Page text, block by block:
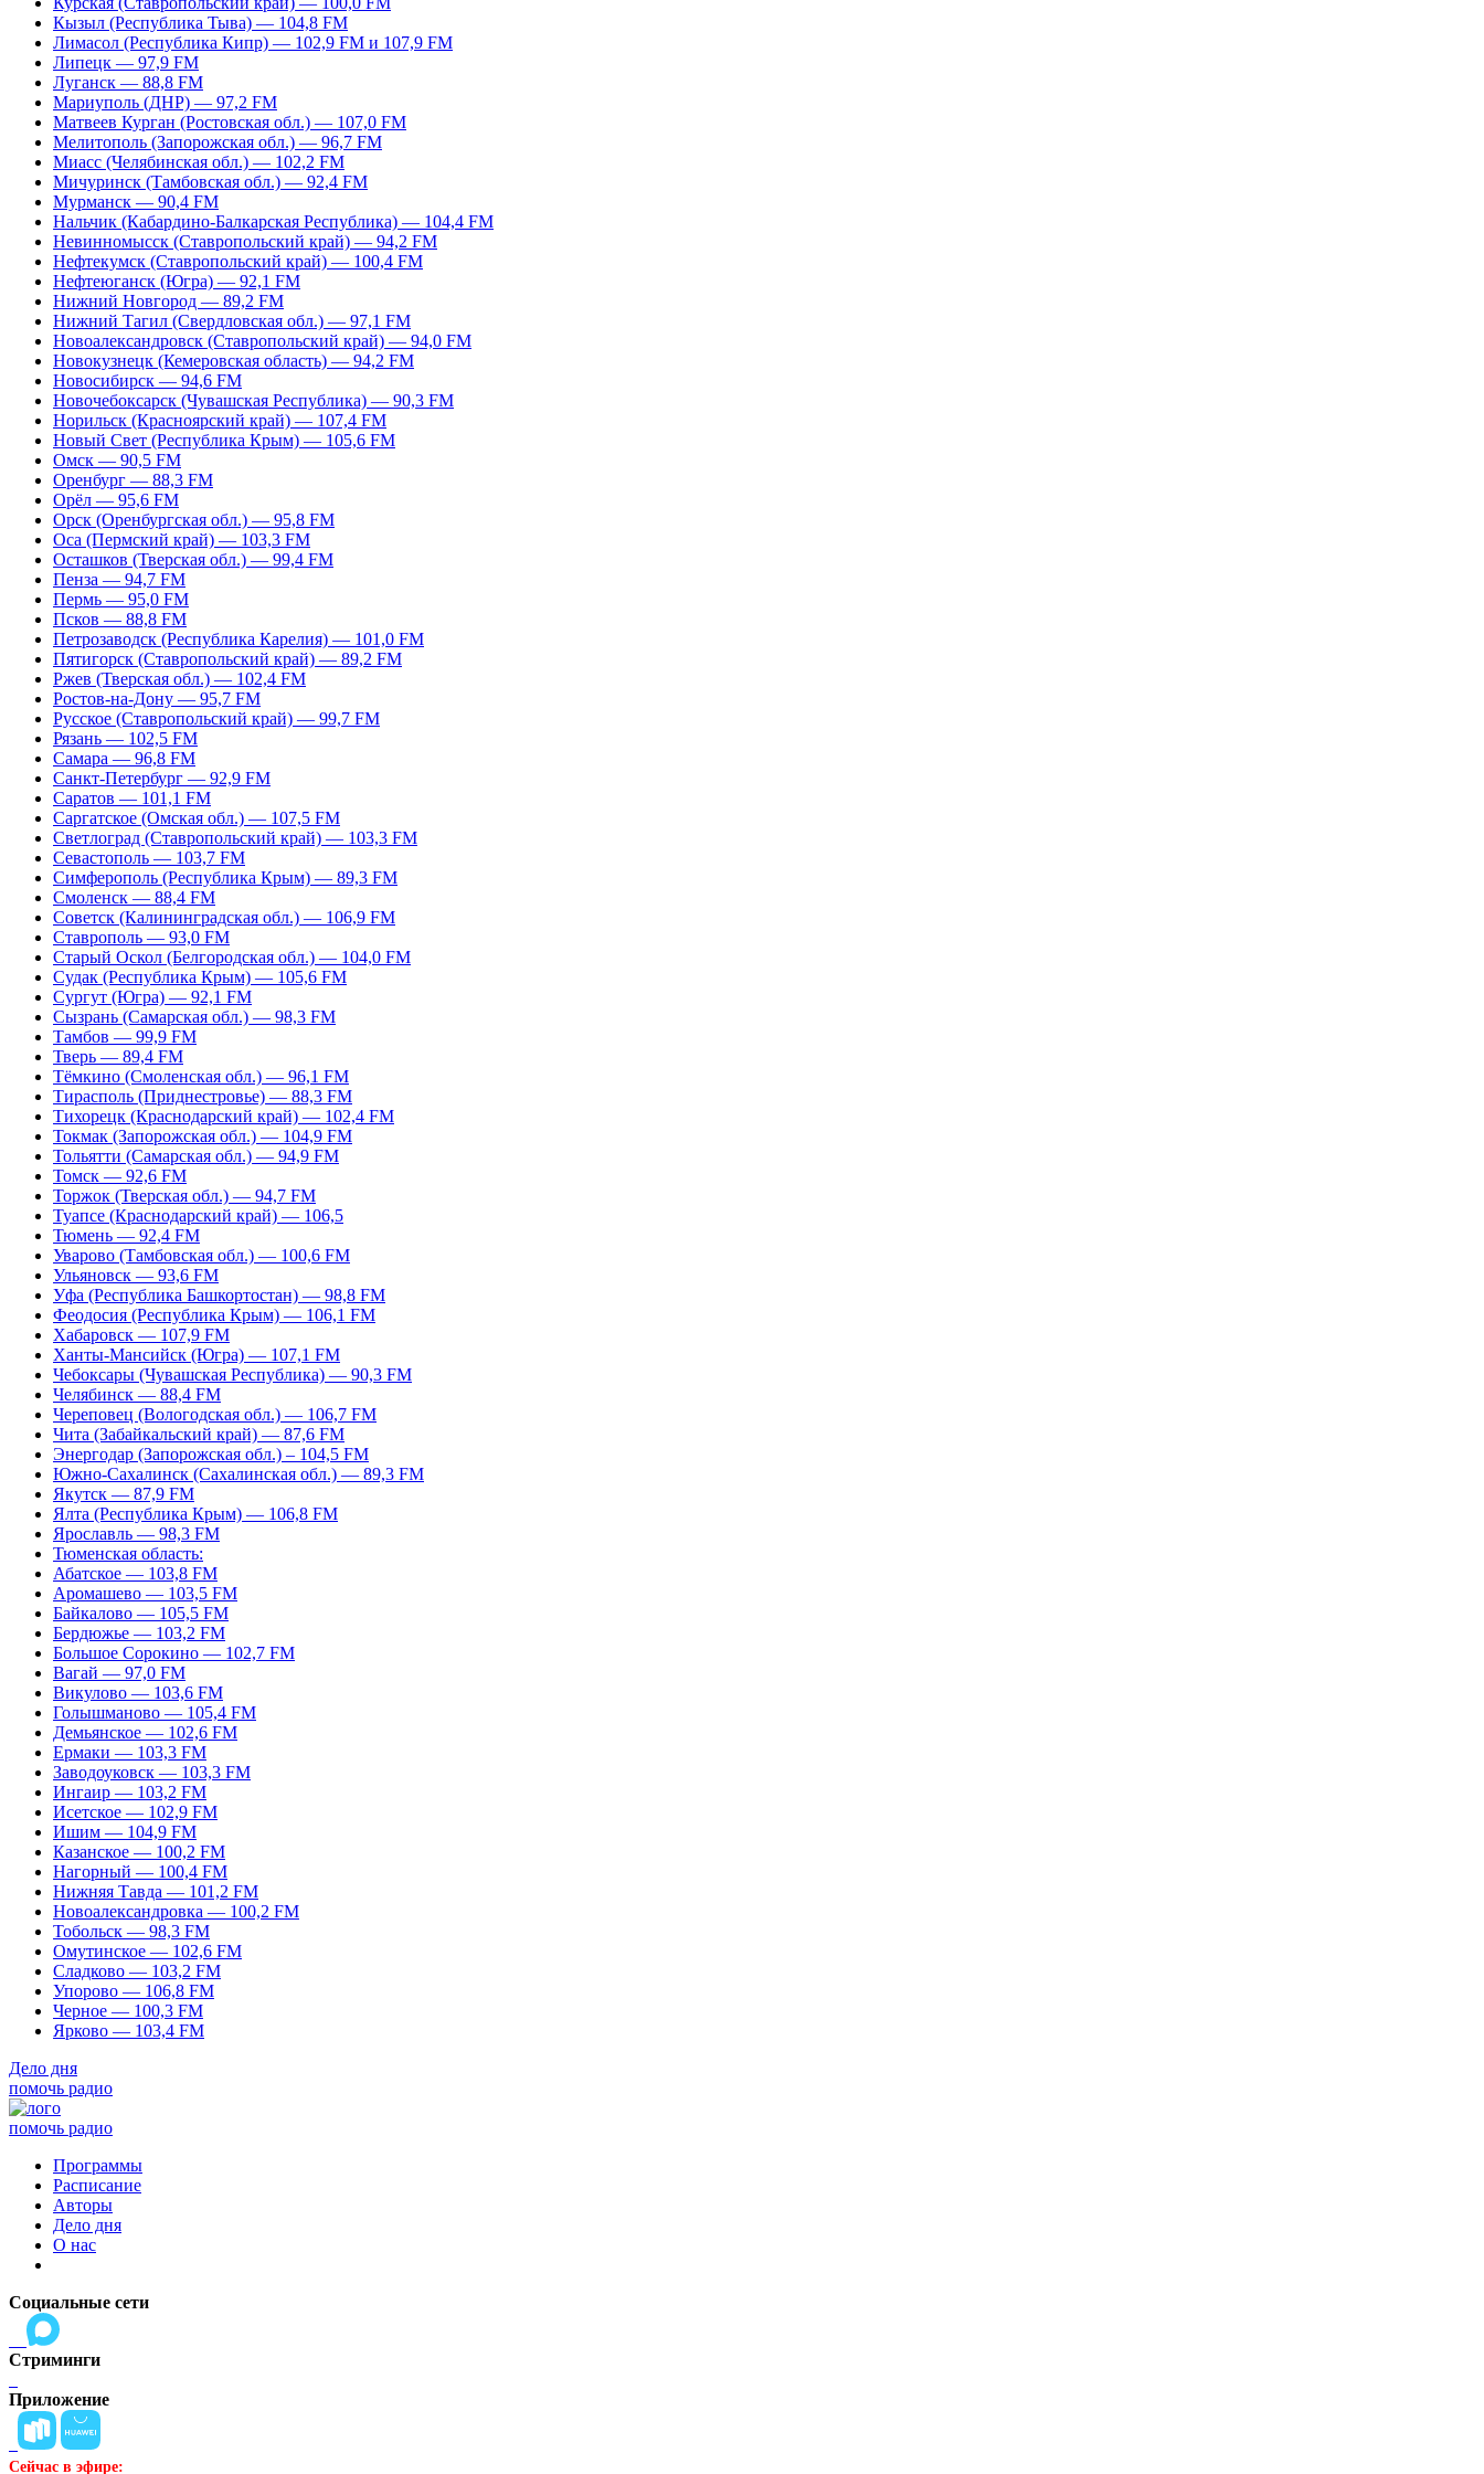
Кызыл (Республика Тыва) — 104,8 FM
Лимасол (Республика Кипр) — 102,9 FM и 107,9 FM
Липецк — 97,9 FM
Луганск — 88,8 FM
Мариуполь (ДНР) — 97,2 FM
Матвеев Курган (Ростовская обл.) — 107,0 FM
Мелитополь (Запорожская обл.) — 96,7 FM
Миасс (Челябинская обл.) — 102,2 FM
Мичуринск (Тамбовская обл.) — 92,4 FM
Мурманск — 90,4 FM
Нальчик (Кабардино-Балкарская Республика) — 104,4 FM
Невинномысск (Ставропольский край) — 94,2 FM
Нефтекумск (Ставропольский край) — 100,4 FM
Нефтеюганск (Югра) — 92,1 FM
Нижний Новгород — 89,2 FM
Нижний Тагил (Свердловская обл.) — 97,1 FM
Новоалександровск (Ставропольский край) — 94,0 FM
Новокузнецк (Кемеровская область) — 94,2 FM
Новосибирск — 94,6 FM
Новочебоксарск (Чувашская Республика) — 90,3 FM
Норильск (Красноярский край) — 107,4 FM
Новый Свет (Республика Крым) — 105,6 FM
Омск — 90,5 FM
Оренбург — 88,3 FM
Орёл — 95,6 FM
Орск (Оренбургская обл.) — 95,8 FM
Оса (Пермский край) — 103,3 FM
Осташков (Тверская обл.) — 99,4 FM
Пенза — 94,7 FM
Пермь — 95,0 FM
Псков — 88,8 FM
Петрозаводск (Республика Карелия) — 101,0 FM
Пятигорск (Ставропольский край) — 89,2 FM
Ржев (Тверская обл.) — 102,4 FM
Ростов-на-Дону — 95,7 FM
Русское (Ставропольский край) — 99,7 FM
Рязань — 102,5 FM
Самара — 96,8 FM
Санкт-Петербург — 92,9 FM
Саратов — 101,1 FM
Саргатское (Омская обл.) — 107,5 FM
Светлоград (Ставропольский край) — 103,3 FM
Севастополь — 103,7 FM
Симферополь (Республика Крым) — 89,3 FM
Смоленск — 88,4 FM
Советск (Калининградская обл.) — 106,9 FM
Ставрополь — 93,0 FM
Старый Оскол (Белгородская обл.) — 104,0 FM
Судак (Республика Крым) — 105,6 FM
Сургут (Югра) — 92,1 FM
Сызрань (Самарская обл.) — 98,3 FM
Тамбов — 99,9 FM
Тверь — 89,4 FM
Тёмкино (Смоленская обл.) — 96,1 FM
Тирасполь (Приднестровье) — 88,3 FM
Тихорецк (Краснодарский край) — 102,4 FM
Токмак (Запорожская обл.) — 104,9 FM
Тольятти (Самарская обл.) — 94,9 FM
Томск — 92,6 FM
Торжок (Тверская обл.) — 94,7 FM
Туапсе (Краснодарский край) — 106,5
Тюмень — 92,4 FM
Уварово (Тамбовская обл.) — 100,6 FM
Ульяновск — 93,6 FM
Уфа (Республика Башкортостан) — 98,8 FM
Феодосия (Республика Крым) — 106,1 FM
Хабаровск — 107,9 FM
Ханты-Мансийск (Югра) — 107,1 FM
Чебоксары (Чувашская Республика) — 90,3 FM
Челябинск — 88,4 FM
Череповец (Вологодская обл.) — 106,7 FM
Чита (Забайкальский край) — 87,6 FM
Энергодар (Запорожская обл.) – 104,5 FM
Южно-Сахалинск (Сахалинская обл.) — 89,3 FM
Якутск — 87,9 FM
Ялта (Республика Крым) — 106,8 FM
Ярославль — 98,3 FM
Тюменская область:
Абатское — 103,8 FM
Аромашево — 103,5 FM
Байкалово — 105,5 FM
Бердюжье — 103,2 FM
Большое Сорокино — 102,7 FM
Вагай — 97,0 FM
Викулово — 103,6 FM
Голышманово — 105,4 FM
Демьянское — 102,6 FM
Ермаки — 103,3 FM
Заводоуковск — 103,3 FM
Ингаир — 103,2 FM
Исетское — 102,9 FM
Ишим — 104,9 FM
Казанское — 100,2 FM
Нагорный — 100,4 FM
Нижняя Тавда — 101,2 FM
Новоалександровка — 100,2 FM
Тобольск — 98,3 FM
Омутинское — 102,6 FM
Сладково — 103,2 FM
Упорово — 106,8 FM
Черное — 100,3 FM
Ярково — 103,4 FM
Дело дня
помочь радио
помочь радио
Программы
Расписание
Авторы
Дело дня
О нас
Социальные сети
Стриминги
Приложение
Сейчас в эфире: